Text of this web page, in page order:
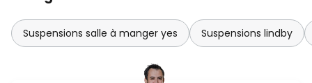
Suspensions salle à manger yes Suspensions lindby